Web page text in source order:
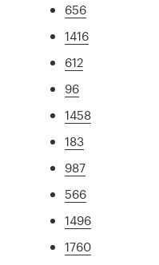
656
1416
612
96
1458
183
987
566
1496
1760